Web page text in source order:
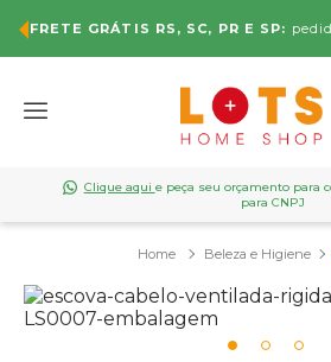
FRETE GRÁTIS RS, SC, PR E SP:
Clique aqui e peça seu orçamento para
para CNPJ
Beleza e Higiene